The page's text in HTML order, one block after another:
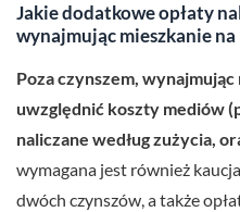
Jakie dodatkowe opłaty
wynajmując mieszkanie na
Poza czynszem,
uwzględnić koszty mediów
naliczane według zużycia,
wymagana jest również
dwóch czynszów, a także